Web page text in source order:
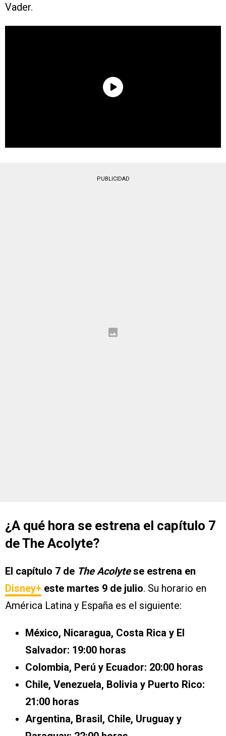
Vader.
PUBLICIDAD
¿A qué hora se estrena el capítulo 7
de The Acolyte?
El capítulo 7 de The Acolytese estrena en
Disney+ este martes 9 de julio. Su horario en
América Latina y España es el siguiente:
México, Nicaragua, Costa Rica y El
Salvador: 19:00 horas
Colombia, Perú y Ecuador: 20:00 horas
Chile, Venezuela, Bolivia y Puerto Rico:
21:00 horas
Argentina, Brasil, Chile, Uruguay y